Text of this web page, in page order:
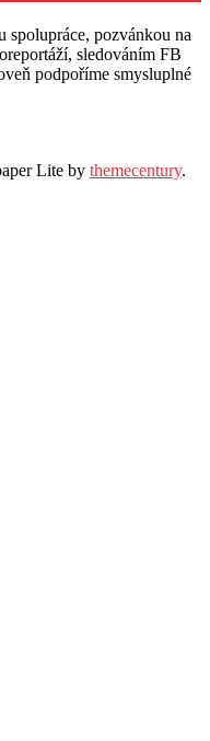
spolupráce, pozvánkou na
sledováním FB
podpoříme smysluplné
Lite by themecentury.